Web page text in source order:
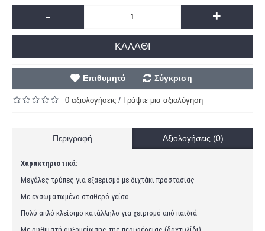
- +
ΚΑΛΆΘΙ
Επιθυμητό Σύγκριση
0 αξιολογήσεις / Γράψτε μια αξιολόγηση
Περιγραφή Αξιολογήσεις (0)
Χαρακτηριστικά:
Μεγάλες τρύπες για εξαερισμό με διχτάκι προστασίας
Με ενσωματωμένο σταθερό γείσο
Πολύ απλό κλείσιμο κατάλληλο για χειρισμό από παιδιά